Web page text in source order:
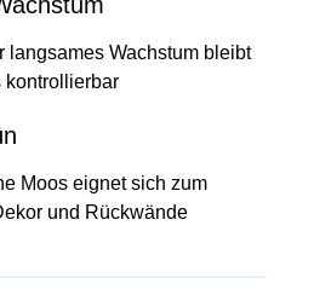
langsames Wachstum bleibt
kontrollierbar
Moos eignet sich zum
und Rückwände